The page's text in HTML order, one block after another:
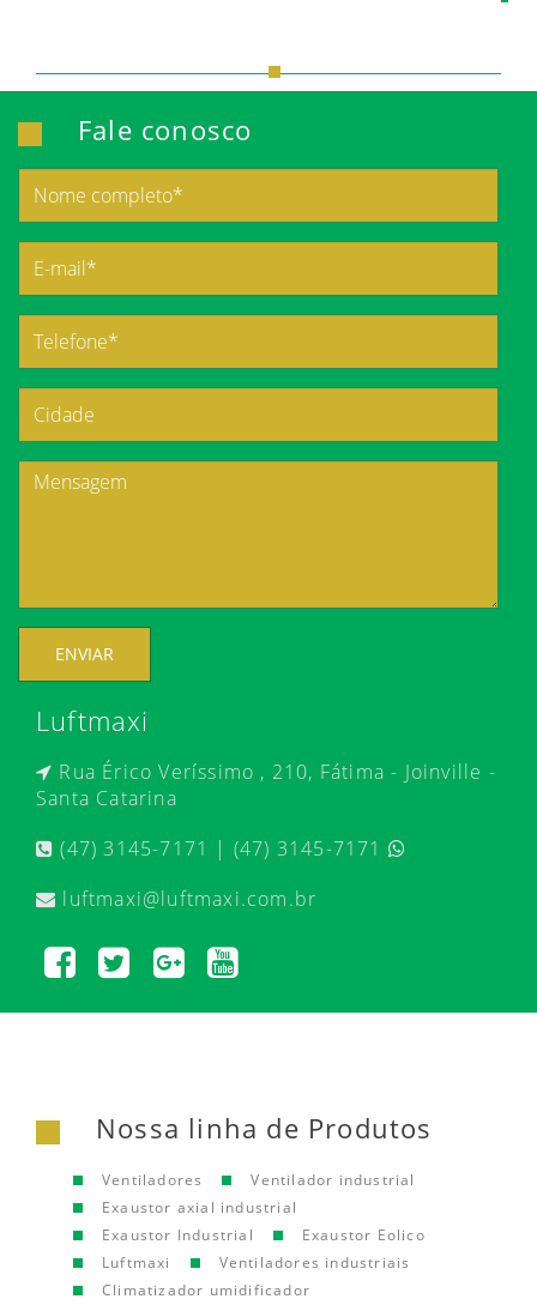
Fale conosco
ENVIAR
Luftmaxi
Rua Érico Veríssimo , 210, Fátima - Joinville -
Santa Catarina
(47) 3145-7171 | (47) 3145-7171
luftmaxi@luftmaxi.com.br
Nossa linha de Produtos
Ventiladores
Ventilador industrial
Exaustor axial industrial
Exaustor Industrial
Exaustor Eolico
Luftmaxi
Ventiladores industriais
Climatizador umidificador